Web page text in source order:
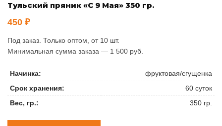
Тульский пряник «С 9 Мая» 350 гр.
450 ₽
Под заказ. Только оптом, от 10 шт.
Минимальная сумма заказа — 1 500 руб.
Начинка:
фруктовая/сгущенка
Срок хранения:
60 суток
Вес, гр.:
350 гр.